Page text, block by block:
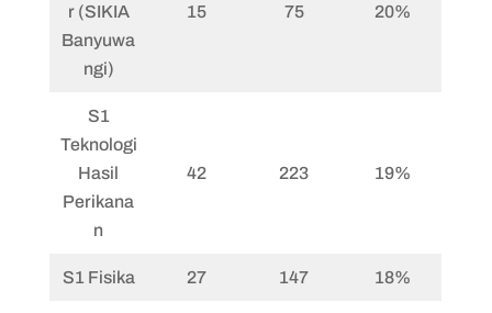
r (SIKIA
Banyuwa
ngi)
15 75 20%
S1
Teknologi
Hasil
Perikana
n
42 223 19%
S1 Fisika 27 147 18%